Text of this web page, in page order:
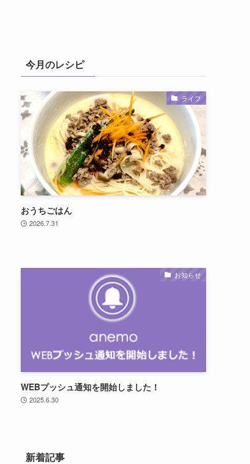
今月のレシピ
ライフ
おうちごはん
2026.7.31
お知らせ
WEBプッシュ通知を開始しました！
2025.6.30
新着記事